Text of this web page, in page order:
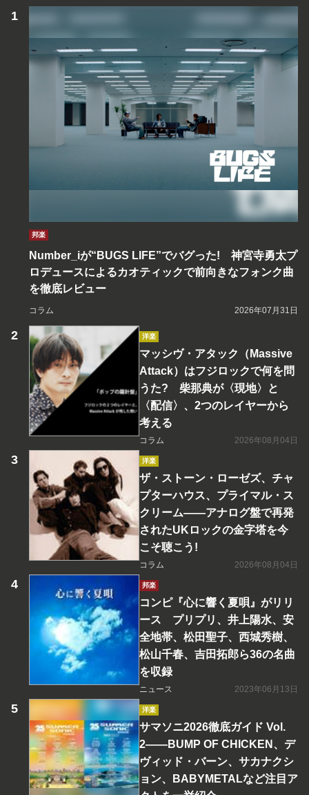
邦楽
Number_iが“BUGS LIFE”でバグった! 神宮寺勇太プ
ロデュースによるカオティックで前向きなフォンク曲
を徹底レビュー
コラム 2026年07月31日
洋楽
マッシヴ・アタック（Massive
Attack）はフジロックで何を問
うた? 柴那典が〈現地〉と
〈配信〉、2つのレイヤーから
考える
コラム 2026年08月04日
洋楽
ザ・ストーン・ローゼズ、チャ
プターハウス、プライマル・ス
クリーム――アナログ盤で再発
されたUKロックの金字塔を今
こそ聴こう!
コラム 2026年08月04日
邦楽
コンピ『心に響く夏唄』がリリ
ース プリプリ、井上陽水、安
全地帯、松田聖子、西城秀樹、
松山千春、吉田拓郎ら36の名曲
を収録
ニュース 2023年06月13日
洋楽
サマソニ2026徹底ガイド Vol.
2――BUMP OF CHICKEN、デ
ヴィッド・バーン、サカナクシ
ョン、BABYMETALなど注目ア